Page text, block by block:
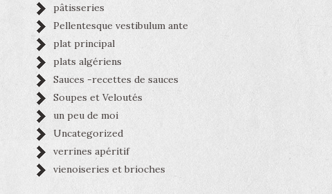
pâtisseries
Pellentesque vestibulum ante
plat principal
plats algériens
Sauces -recettes de sauces
Soupes et Veloutés
un peu de moi
Uncategorized
verrines apéritif
vienoiseries et brioches